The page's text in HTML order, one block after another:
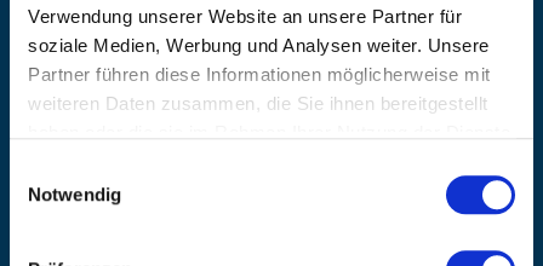
Verwendung unserer Website an unsere Partner für
soziale Medien, Werbung und Analysen weiter. Unsere
Partner führen diese Informationen möglicherweise mit
weiteren Daten zusammen, die Sie ihnen bereitgestellt
Notwendig
ADRESSE
Ziegelhöhe 8, Berngau, D-92361
+49 (0) 9181/2593-0
info@kanzlsperger.de